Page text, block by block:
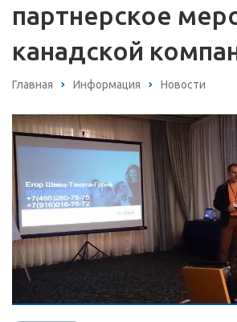
партнерское
канадской
Главная Информация Новости